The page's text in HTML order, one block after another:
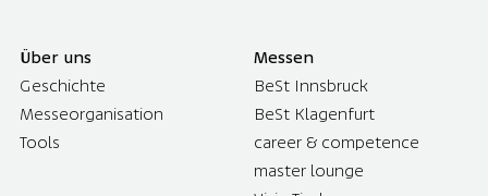
Über uns
Geschichte
Messeorganisation
Tools
Messen
BeSt Innsbruck
BeSt Klagenfurt
career & competence
master lounge